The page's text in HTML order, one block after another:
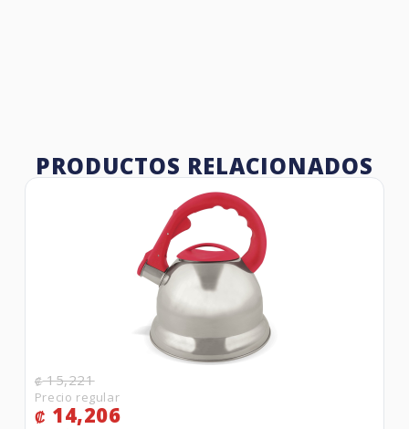
PRODUCTOS RELACIONADOS
₡15,221
₡ 14,206